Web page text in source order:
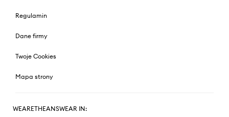
Regulamin
Dane firmy
Twoje Cookies
Mapa strony
WEARETHEANSWEAR IN: